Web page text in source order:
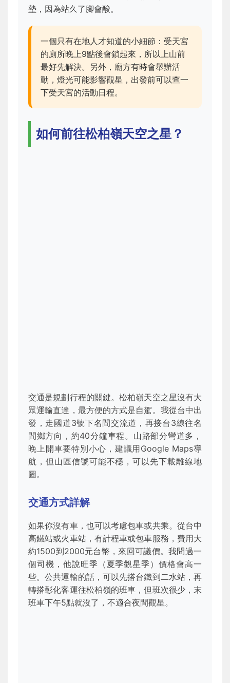
墊，因為站久了腳會酸。
一個只有在地人才知道的小細節：受天宮
的廁所晚上9點後會鎖起來，所以上山前
最好先解決。另外，廟方有時會舉辦活
動，燈光可能影響觀星，出發前可以查一
下受天宮的活動日程。
如何前往松柏嶺天空之星？
交通是規劃行程的關鍵。松柏嶺天空之星沒有大
眾運輸直達，最方便的方式是自駕。我從台中出
發，走國道3號下名間交流道，再接台3線往名
間鄉方向，約40分鐘車程。山路部分彎道多，
晚上開車要特別小心，建議用Google Maps導
航，但山區信號可能不穩，可以先下載離線地
圖。
交通方式詳解
如果你沒有車，也可以考慮包車或共乘。從台中
高鐵站或火車站，有計程車或包車服務，費用大
約1500到2000元台幣，來回可議價。我問過一
個司機，他說旺季（夏季觀星季）價格會高一
些。公共運輸的話，可以先搭台鐵到二水站，再
轉搭彰化客運往松柏嶺的班車，但班次很少，末
班車下午5點就沒了，不適合夜間觀星。